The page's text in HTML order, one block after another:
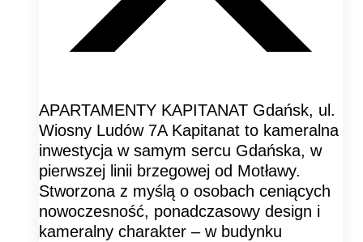
APARTAMENTY KAPITANAT Gdańsk, ul.
Wiosny Ludów 7A Kapitanat to kameralna
inwestycja w samym sercu Gdańska, w
pierwszej linii brzegowej od Motławy.
Stworzona z myślą o osobach ceniących
nowoczesność, ponadczasowy design i
kameralny charakter – w budynku